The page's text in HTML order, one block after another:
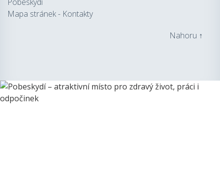
Mapa stránek- Kontakty
Nahoru ↑